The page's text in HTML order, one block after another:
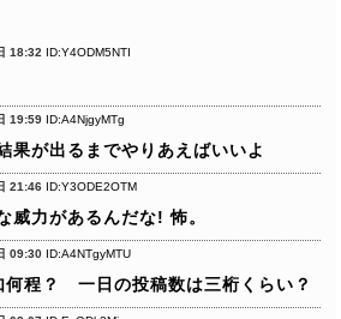
18:32 ID:Y4ODM5NTI
19:59 ID:A4NjgyMTg
果が出るまでやりあえばいいよ
21:46 ID:Y3ODE2OTM
威力があるんだな! 怖。
09:30 ID:A4NTgyMTU
何程？ 一日の投稿数は三桁くらい？